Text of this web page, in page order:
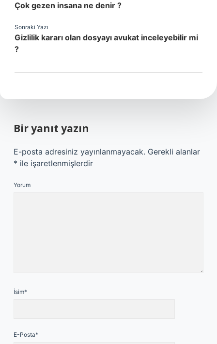
Çok gezen insana ne denir ?
Sonraki Yazı
Gizlilik kararı olan dosyayı avukat inceleyebilir mi
?
Bir yanıt yazın
E-posta adresiniz yayınlanmayacak. Gerekli alanlar
* ile işaretlenmişlerdir
Yorum
İsim*
E-Posta*